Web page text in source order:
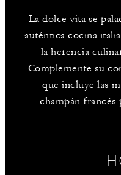
La dolce vita se
auténtica cocina
la herencia
Complemente su
que incluye las
champán francés